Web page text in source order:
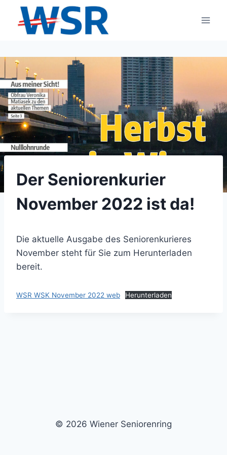
Inhalt
springen
Der Seniorenkurier
November 2022 ist da!
Die aktuelle Ausgabe des Seniorenkurieres
November steht für Sie zum Herunterladen
bereit.
WSR WSK November 2022 web Herunterladen
© 2026 Wiener Seniorenring